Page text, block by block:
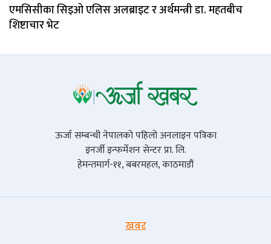
एमसिसीका सिइओ एलिस अलब्राइट र अर्थमन्त्री डा. महतबीच
शिष्टाचार भेट
ऊर्जा सम्बन्धी नेपालको पहिलो अनलाइन पत्रिका
इनर्जी इन्फर्मेशन सेन्टर प्रा. लि.
हेमन्तमार्ग-११, बबरमहल, काठमाडौं
खबर